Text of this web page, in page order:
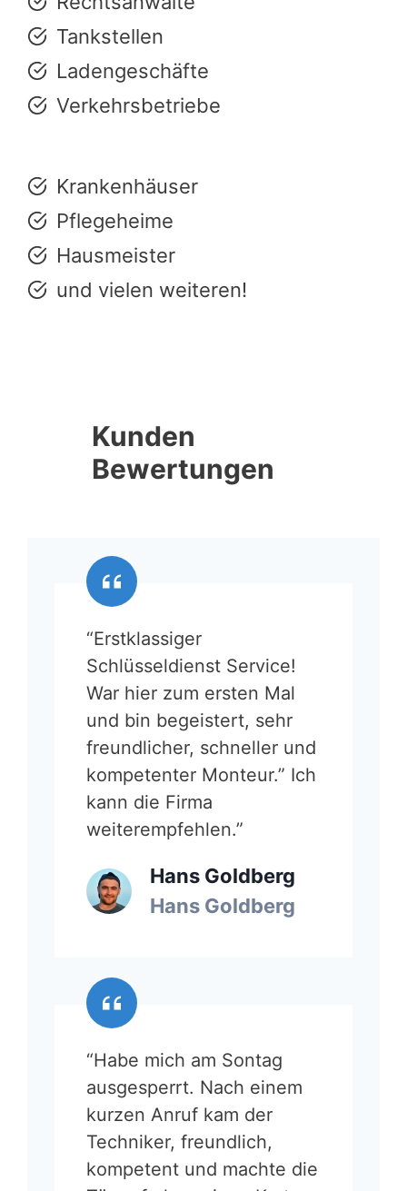
Tankstellen
Ladengeschäfte
Verkehrsbetriebe
Krankenhäuser
Pflegeheime
Hausmeister
und vielen weiteren!
Kunden
Bewertungen
“Erstklassiger
Schlüsseldienst Service!
War hier zum ersten Mal
und bin begeistert, sehr
freundlicher, schneller und
kompetenter Monteur.” Ich
kann die Firma
weiterempfehlen.”
Hans Goldberg
Hans Goldberg
“Habe mich am Sontag
ausgesperrt. Nach einem
kurzen Anruf kam der
Techniker, freundlich,
kompetent und machte die